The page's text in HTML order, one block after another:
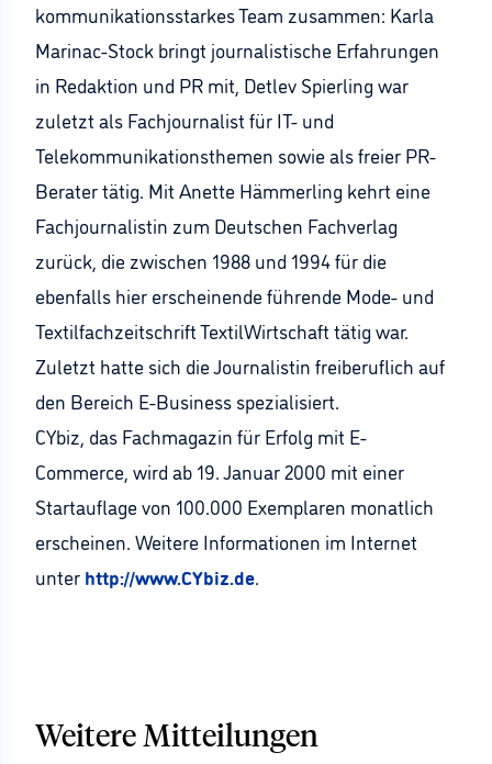
kommunikationsstarkes Team zusammen: Karla
Marinac-Stock bringt journalistische Erfahrungen
in Redaktion und PR mit, Detlev Spierling war
zuletzt als Fachjournalist für IT- und
Telekommunikationsthemen sowie als freier PR-
Berater tätig. Mit Anette Hämmerling kehrt eine
Fachjournalistin zum Deutschen Fachverlag
zurück, die zwischen 1988 und 1994 für die
ebenfalls hier erscheinende führende Mode- und
Textilfachzeitschrift TextilWirtschaft tätig war.
Zuletzt hatte sich die Journalistin freiberuflich auf
den Bereich E-Business spezialisiert.
CYbiz, das Fachmagazin für Erfolg mit E-
Commerce, wird ab 19. Januar 2000 mit einer
Startauflage von 100.000 Exemplaren monatlich
erscheinen. Weitere Informationen im Internet
unter http://www.CYbiz.de.
Weitere Mitteilungen